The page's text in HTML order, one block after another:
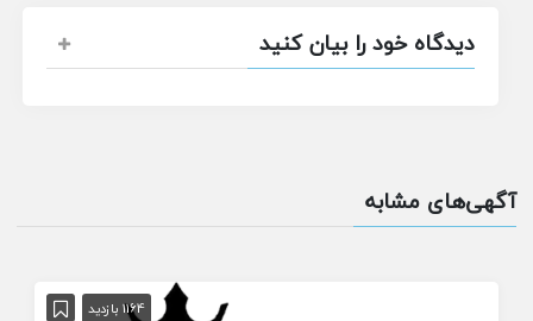
دیدگاه خود را بیان کنید
آگهی‌های مشابه
1164 بازدید